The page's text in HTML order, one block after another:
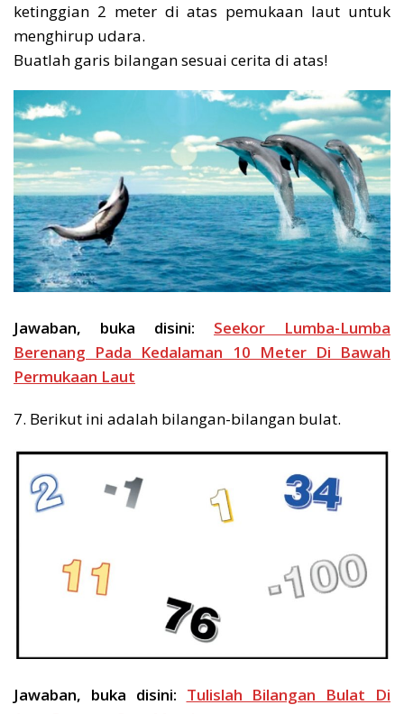
ketinggian 2 meter di atas pemukaan laut untuk
menghirup udara.
Buatlah garis bilangan sesuai cerita di atas!
Jawaban, buka disini: Seekor Lumba-Lumba
Berenang Pada Kedalaman 10 Meter Di Bawah
Permukaan Laut
7. Berikut ini adalah bilangan-bilangan bulat.
Jawaban, buka disini: Tulislah Bilangan Bulat Di